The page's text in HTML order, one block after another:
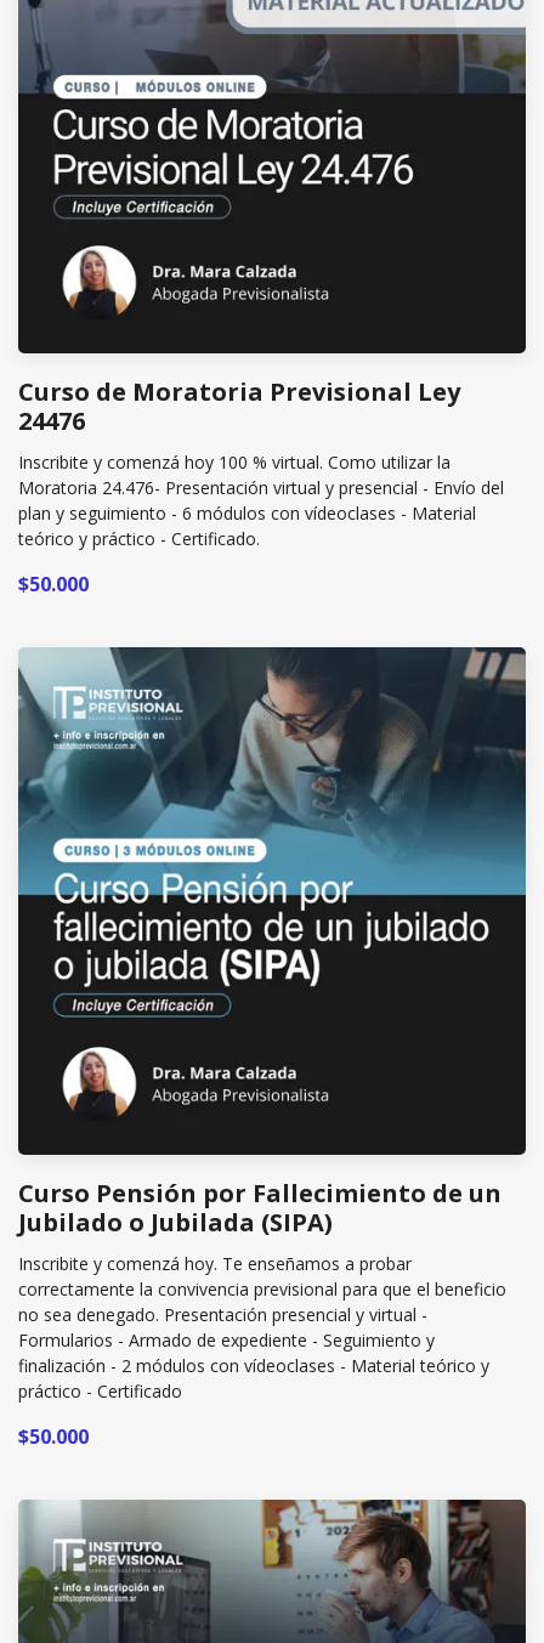
Curso de Moratoria Previsional Ley
24476
Inscribite y comenzá hoy 100 % virtual. Como utilizar la
Moratoria 24.476- Presentación virtual y presencial - Envío del
plan y seguimiento - 6 módulos con vídeoclases - Material
teórico y práctico - Certificado.
$50.000
Curso Pensión por Fallecimiento de un
Jubilado o Jubilada (SIPA)
Inscribite y comenzá hoy. Te enseñamos a probar
correctamente la convivencia previsional para que el beneficio
no sea denegado. Presentación presencial y virtual -
Formularios - Armado de expediente - Seguimiento y
finalización - 2 módulos con vídeoclases - Material teórico y
práctico - Certificado
$50.000